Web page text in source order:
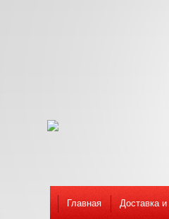
Главная Доставка и